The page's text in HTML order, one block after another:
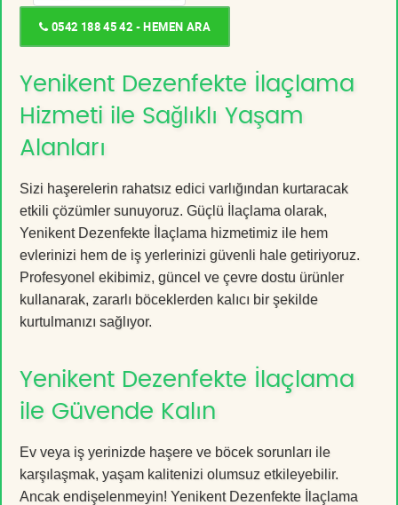
0542 188 45 42 - HEMEN ARA
Yenikent Dezenfekte İlaçlama
Hizmeti ile Sağlıklı Yaşam
Alanları
Sizi haşerelerin rahatsız edici varlığından kurtaracak
etkili çözümler sunuyoruz. Güçlü İlaçlama olarak,
Yenikent Dezenfekte İlaçlama hizmetimiz ile hem
evlerinizi hem de iş yerlerinizi güvenli hale getiriyoruz.
Profesyonel ekibimiz, güncel ve çevre dostu ürünler
kullanarak, zararlı böceklerden kalıcı bir şekilde
kurtulmanızı sağlıyor.
Yenikent Dezenfekte İlaçlama
ile Güvende Kalın
Ev veya iş yerinizde haşere ve böcek sorunları ile
karşılaşmak, yaşam kalitenizi olumsuz etkileyebilir.
Ancak endişelenmeyin! Yenikent Dezenfekte İlaçlama